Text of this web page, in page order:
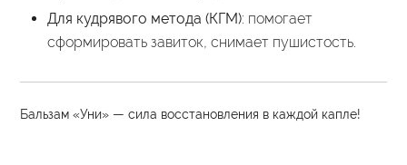
Для кудрявого метода (КГМ): помогает
сформировать завиток, снимает пушистость.
Бальзам «Уни» — сила восстановления в каждой капле!